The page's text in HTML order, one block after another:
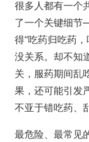
很多人都有一个
了一个关键细
得“吃药归吃药
没关系。却不知
关，服药期间乱
果，还可能引发
不亚于错吃药、
最危险、最常见